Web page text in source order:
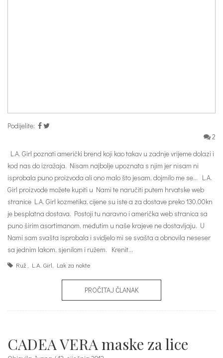
Podijelite:
2
L.A. Girl poznati američki brend koji kao takav u zadnje vrijeme dolazi i
kod nas do izražaja. Nisam najbolje upoznata s njim jer nisam ni
isprobala puno proizvoda ali ono malo što jesam, dojmilo me se… L.A.
Girl proizvode možete kupiti u Nami te naručiti putem hrvatske web
stranice L.A. Girl kozmetika, cijene su iste a za dostave preko 130,00kn
je besplatna dostava. Postoji tu naravno i američka web stranica sa
puno širim asortimanom, međutim u naše krajeve ne dostavljaju. U
Nami sam svašta isprobala i svidjelo mi se svašta a obnovila neseser
sa jednim lakom, sjenilom i ružem. Krenit…
Ruž L.A. Girl Lak za nokte
PROČITAJ ČLANAK
CADEA VERA maske za lice